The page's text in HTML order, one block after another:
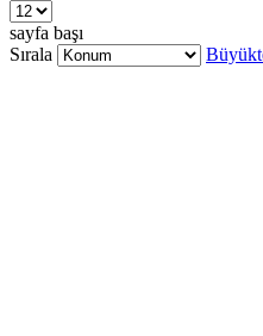
sayfa başı
Sırala